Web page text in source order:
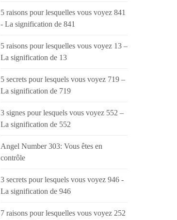
5 raisons pour lesquelles vous voyez 841
- La signification de 841
5 raisons pour lesquelles vous voyez 13 –
La signification de 13
5 secrets pour lesquels vous voyez 719 –
La signification de 719
3 signes pour lesquels vous voyez 552 –
La signification de 552
Angel Number 303: Vous êtes en
contrôle
3 secrets pour lesquels vous voyez 946 -
La signification de 946
7 raisons pour lesquelles vous voyez 252